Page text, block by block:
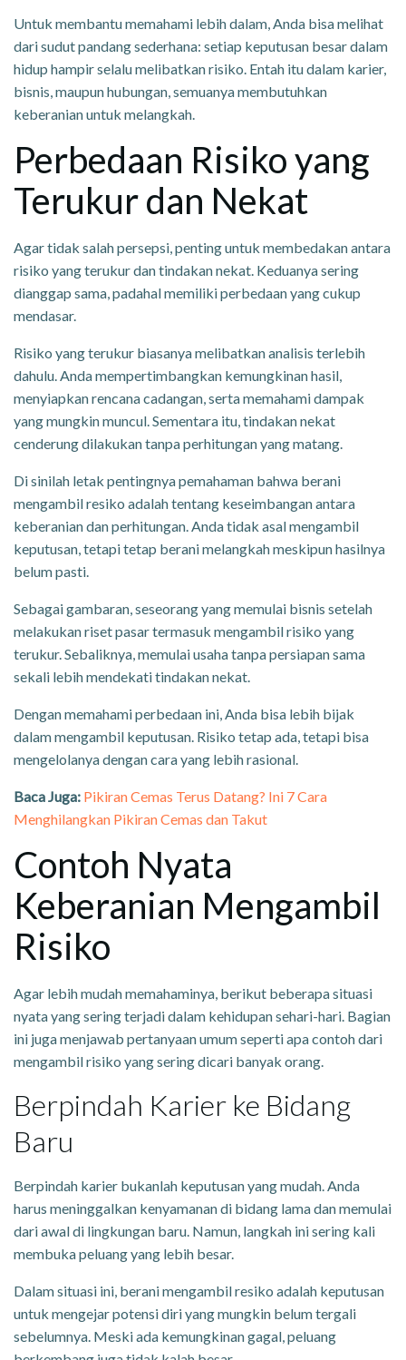
Untuk membantu memahami lebih dalam, Anda bisa melihat
dari sudut pandang sederhana: setiap keputusan besar dalam
hidup hampir selalu melibatkan risiko. Entah itu dalam karier,
bisnis, maupun hubungan, semuanya membutuhkan
keberanian untuk melangkah.
Perbedaan Risiko yang
Terukur dan Nekat
Agar tidak salah persepsi, penting untuk membedakan antara
risiko yang terukur dan tindakan nekat. Keduanya sering
dianggap sama, padahal memiliki perbedaan yang cukup
mendasar.
Risiko yang terukur biasanya melibatkan analisis terlebih
dahulu. Anda mempertimbangkan kemungkinan hasil,
menyiapkan rencana cadangan, serta memahami dampak
yang mungkin muncul. Sementara itu, tindakan nekat
cenderung dilakukan tanpa perhitungan yang matang.
Di sinilah letak pentingnya pemahaman bahwa berani
mengambil resiko adalah tentang keseimbangan antara
keberanian dan perhitungan. Anda tidak asal mengambil
keputusan, tetapi tetap berani melangkah meskipun hasilnya
belum pasti.
Sebagai gambaran, seseorang yang memulai bisnis setelah
melakukan riset pasar termasuk mengambil risiko yang
terukur. Sebaliknya, memulai usaha tanpa persiapan sama
sekali lebih mendekati tindakan nekat.
Dengan memahami perbedaan ini, Anda bisa lebih bijak
dalam mengambil keputusan. Risiko tetap ada, tetapi bisa
mengelolanya dengan cara yang lebih rasional.
Baca Juga: Pikiran Cemas Terus Datang? Ini 7 Cara
Menghilangkan Pikiran Cemas dan Takut
Contoh Nyata
Keberanian Mengambil
Risiko
Agar lebih mudah memahaminya, berikut beberapa situasi
nyata yang sering terjadi dalam kehidupan sehari-hari. Bagian
ini juga menjawab pertanyaan umum seperti apa contoh dari
mengambil risiko yang sering dicari banyak orang.
Berpindah Karier ke Bidang
Baru
Berpindah karier bukanlah keputusan yang mudah. Anda
harus meninggalkan kenyamanan di bidang lama dan memulai
dari awal di lingkungan baru. Namun, langkah ini sering kali
membuka peluang yang lebih besar.
Dalam situasi ini, berani mengambil resiko adalah keputusan
untuk mengejar potensi diri yang mungkin belum tergali
sebelumnya. Meski ada kemungkinan gagal, peluang